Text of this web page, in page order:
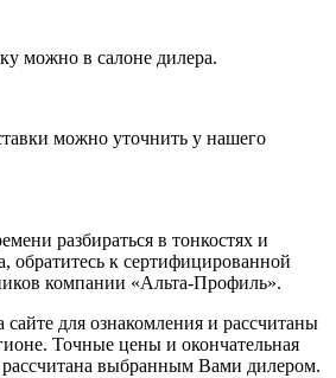
можно в салоне дилера.
можно уточнить у нашего
разбираться в тонкостях и
обратитесь к сертифицированной
компании «Альта-Профиль».
для ознакомления и рассчитаны
Точные цены и окончательная
рассчитана выбранным Вами дилером.